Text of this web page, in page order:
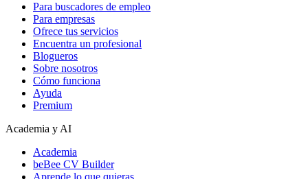
Para buscadores de empleo
Para empresas
Ofrece tus servicios
Encuentra un profesional
Blogueros
Sobre nosotros
Cómo funciona
Ayuda
Premium
Academia y AI
Academia
beBee CV Builder